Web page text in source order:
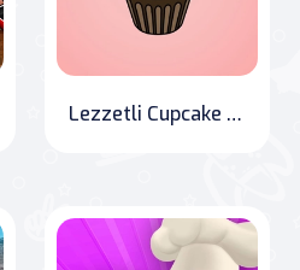
Lezzetli Cupcake Boyama